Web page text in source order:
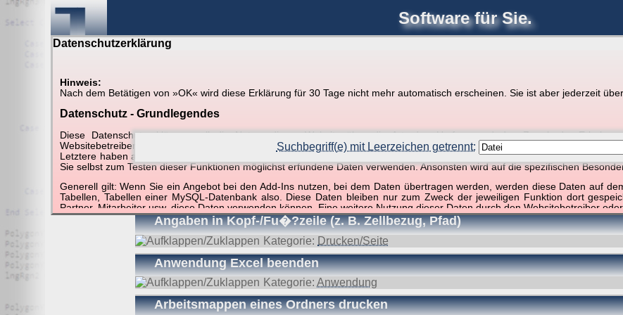
Datenschutzerklärung
Hinweis:
Nach dem Betätigen von »OK« wird diese Erklärung für 30 Tage nicht mehr automatisch erscheinen. Sie ist aber jederzeit
Datenschutz - Grundlegendes
Diese Datenschutzerklärung soll die Nutzer dieser Website über die Art, den Umfang und den Zweck der
Websitebetreiber von joerglorenz.de informieren. Dabei geht es ausschließlich um die Nutzung dieser Website, nicht
Letztere haben aufgrund ihrer Funktionen Besonderheiten, so dass verschiedene Daten gespeichert werden müssen, die
Sie selbst zum Testen dieser Funktionen möglichst erfundene Daten verwenden. Ansonsten wird auf die spezifischen
Generell gilt: Wenn Sie ein Angebot bei den Add-Ins nutzen, bei dem Daten übertragen werden, werden diese Daten auf
Tabellen, Tabellen einer MySQL-Datenbank also. Diese Daten bleiben nur zum Zweck der jeweiligen Funktion dort
Partner, Mitarbeiter usw. diese Daten verwenden können. Eine weitere Nutzung dieser Daten durch den Websitebetreiber
Der Websitebetreiber nimmt Ihren Datenschutz sehr ernst und behandelt Ihre personenbezogenen Daten vertraulich und
Technologien und die ständige Weiterentwicklung dieser Webseite Änderungen an dieser Datenschutzerklärung
Datenschutzerklärung in regelmäßigen Abständen wieder durchzulesen.
Definitionen der verwendeten Begriffe (z.B. “personenbezogene Daten” oder “Verarbeitung”) finden Sie in Art. 4 DSGVO.
Software für Sie.
joerglorenz.de
Suche in Beispielen und Tipps zu Excel und VBA
Suchbegriff(e) mit Leerzeichen getrennt:
Suchergebnisse (51 Treffer, 1 Begriff)
Angaben in Kopf-/Fu�?zeile (z. B. Zellbezug, Pfad)
Kategorie: Drucken/Seite
Anwendung Excel beenden
Kategorie: Anwendung
Arbeitsmappen eines Ordners drucken